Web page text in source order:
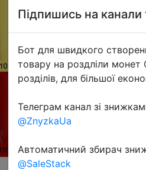
Підпишись на канали
Бот для швидкого
товару на роздліли монет
розділів, для більшої
Телеграм канал зі
@ZnyzkaUa
Автоматичний збирач
@SaleStack